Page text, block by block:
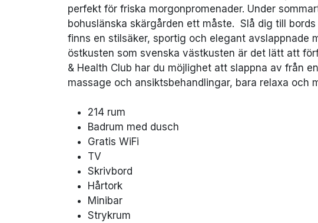
perfekt för friska morgonpromenader. Under
bohuslänska skärgården ett måste. Slå dig till
finns en stilsäker, sportig och elegant avslappnade
östkusten som svenska västkusten är det lätt att
& Health Club har du möjlighet att slappna av från
massage och ansiktsbehandlingar, bara relaxa och
214 rum
Badrum med dusch
Gratis WiFi
TV
Skrivbord
Hårtork
Minibar
Strykrum